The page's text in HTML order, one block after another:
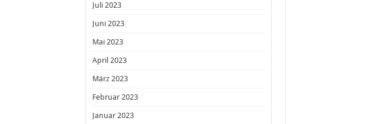
Juli 2023
Juni 2023
Mai 2023
April 2023
März 2023
Februar 2023
Januar 2023